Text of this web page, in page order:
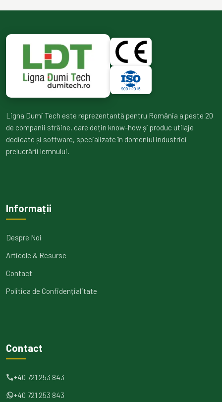
Ligna Dumi Tech este reprezentantă pentru România a peste 20
de companii străine, care dețin know-how și produc utilaje
dedicate și software, specializate în domeniul industriei
prelucrării lemnului.
Informații
Despre Noi
Articole & Resurse
Contact
Politica de Confidențialitate
Contact
+40 721 253 843
+40 721 253 843